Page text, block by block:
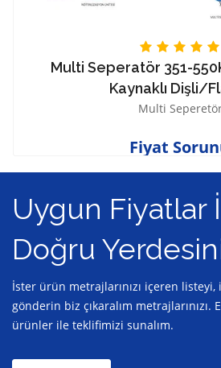
DN25
Uygun Fiyatlar
Doğru
İster ürün metrajlarınızı içeren
gönderin biz çıkaralım metrajlarınızı.
ürünler ile teklifimizi sunalım.